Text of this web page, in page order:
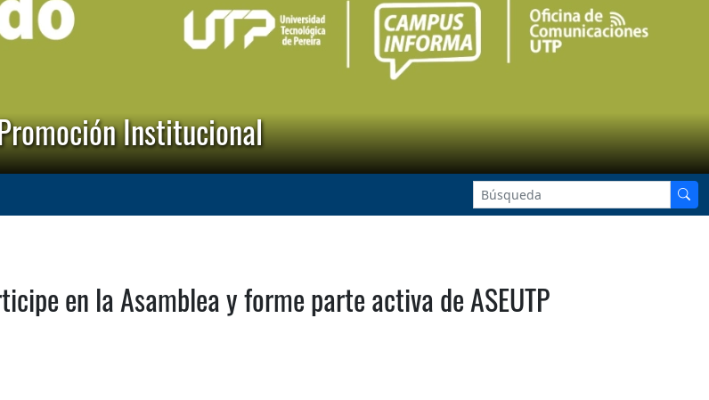
Institucional
en la Asamblea y forme parte activa de ASEUTP